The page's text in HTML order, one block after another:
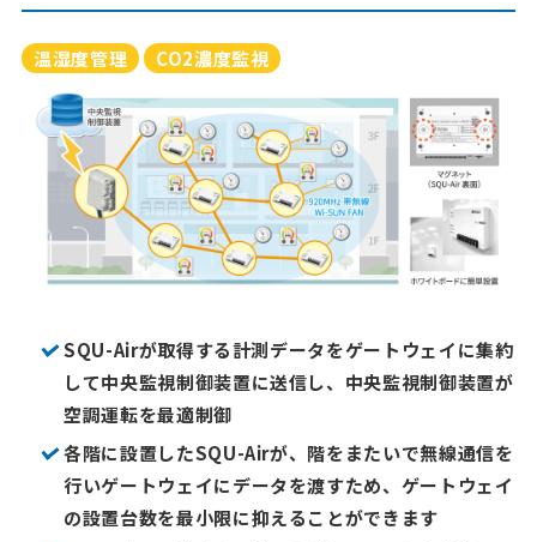
温湿度管理 CO2濃度監視
SQU-Airが取得する計測データをゲートウェイに集約
して中央監視制御装置に送信し、 中央監視制御装置が
空調運転を最適制御
各階に設置したSQU-Airが、階をまたいで無線通信を
行いゲートウェイにデータを渡すため、 ゲートウェイ
の設置台数を最小限に抑えることができます